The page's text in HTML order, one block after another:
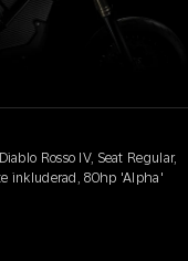
Rosso IV, Seat Regular,
inkluderad, 80hp 'Alpha'